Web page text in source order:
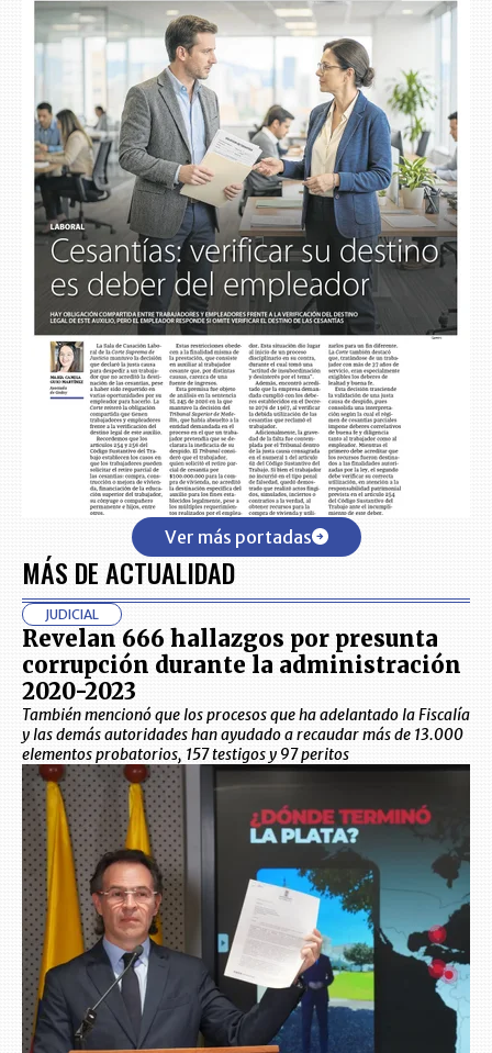
Ver más portadas
MÁS DE ACTUALIDAD
JUDICIAL
Revelan 666 hallazgos por presunta
corrupción durante la administración
2020-2023
También mencionó que los procesos que ha adelantado la Fiscalía
y las demás autoridades han ayudado a recaudar más de 13.000
elementos probatorios, 157 testigos y 97 peritos